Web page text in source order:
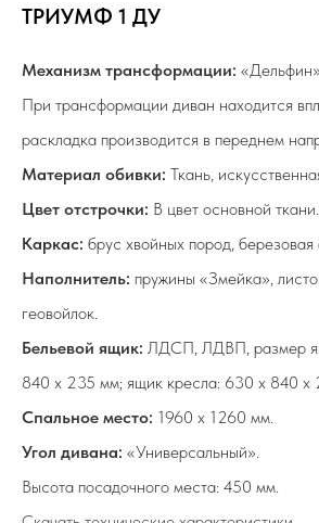
ТРИУМФ 1 ДУ
Механизм трансформации:
При трансформации диван находится
раскладка производится в переднем
Материал обивки: Ткань,
Цвет отстрочки: В цвет основной ткани.
Каркас: брус хвойных пород,
Наполнитель: пружины «Змейка»,
геовойлок.
Бельевой ящик: ЛДСП, ЛДВП, размер
840 х 235 мм; ящик кресла: 630 х 840 х
Спальное место: 1960 х 1260 мм.
Угол дивана: «Универсальный».
Высота посадочного места: 450 мм.